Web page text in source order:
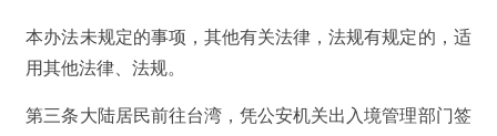
本办法未规定的事项，其他有关法律，法规有规定的，适
用其他法律、法规。
第三条大陆居民前往台湾，凭公安机关出入境管理部门签